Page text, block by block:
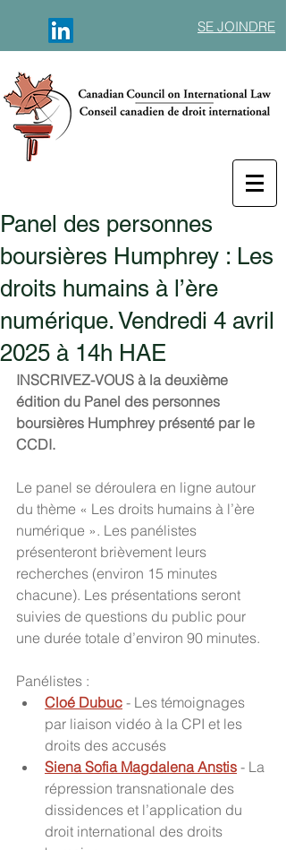
SE JOINDRE
Panel des personnes
boursières Humphrey : Les
droits humains à l’ère
numérique. Vendredi 4 avril
2025 à 14h HAE
INSCRIVEZ-VOUS à la deuxième
édition du Panel des personnes
boursières Humphrey présenté par le
CCDI.
Le panel se déroulera en ligne autour
du thème « Les droits humains à l’ère
numérique ». Les panélistes
présenteront brièvement leurs
recherches (environ 15 minutes
chacune). Les présentations seront
suivies de questions du public pour
une durée totale d’environ 90 minutes.
Panélistes :
Cloé Dubuc - Les témoignages
par liaison vidéo à la CPI et les
droits des accusés
Siena Sofia Magdalena Anstis - La
répression transnationale des
dissidences et l’application du
droit international des droits